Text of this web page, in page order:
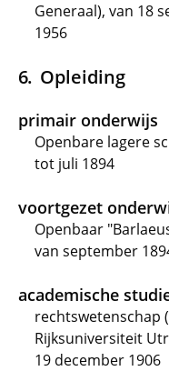
Generaal), van 18
1956
Opleiding
primair onderwijs
Openbare lagere
tot juli 1894
voortgezet
Openbaar
van september
academische
rechtswetenschap
Rijksuniversiteit
19 december 1906